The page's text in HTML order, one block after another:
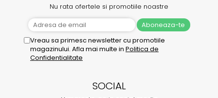
Nu rata ofertele si promotiile noastre
Vreau sa primesc newsletter cu promotiile
magazinului. Afla mai multe in Politica de
Confidentialitate
SOCIAL